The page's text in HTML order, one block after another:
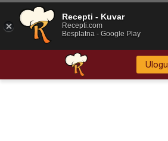
Recepti - Kuvar
Recepti.com
Besplatna - Google Play